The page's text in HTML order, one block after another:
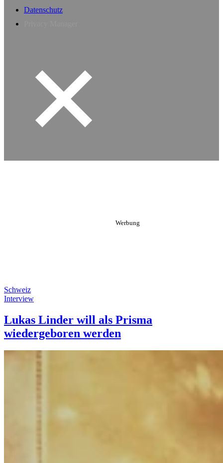
Datenschutz
Schweiz
Interview
Lukas Linder will als Prisma
wiedergeboren werden